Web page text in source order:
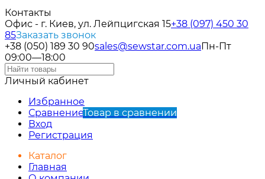
Контакты
Офис - г. Киев, ул. Лейпцигская 15+38 (097) 450 30
85Заказать звонок
+38 (050) 189 30 90sales@sewstar.com.uaПн-Пт
09:00—18:00
Личный кабинет
Избранное
СравнениеТовар в сравнении
Вход
Регистрация
Каталог
Главная